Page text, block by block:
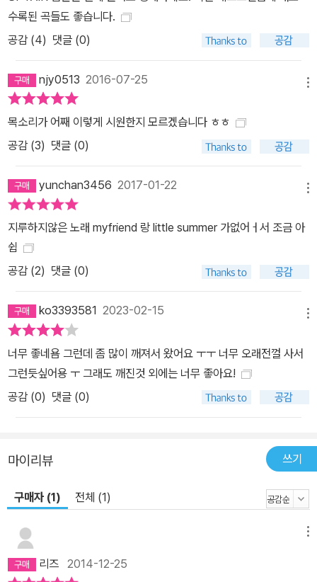
수록된 곡들도 좋습니다.
공감 (4) 댓글 (0)
njy0513 2016-07-25
목소리가 어째 이렇게 시원한지 모르겠습니다 ㅎㅎ
공감 (3) 댓글 (0)
yunchan3456 2017-01-22
지루하지않은 노래 myfriend 랑 little summer 가없어ㅓ서 조금 아
쉽
공감 (2) 댓글 (0)
ko3393581 2023-02-15
너무 좋네욤 그런데 좀 많이 깨져서 왔어요 ㅜㅜ 너무 오래전껄 사서
그런듯싶어용 ㅜ 그래도 깨진것 외에는 너무 좋아요!
공감 (0) 댓글 (0)
마이리뷰 쓰기
구매자 (1) 전체 (1)
리즈 2014-12-25